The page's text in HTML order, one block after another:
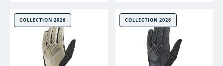
COLLECTION 2026 COLLECTION 2026